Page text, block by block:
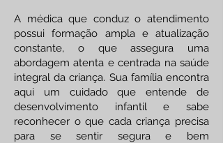
A médica que conduz o atendimento
possui formação ampla e atualização
constante, o que assegura uma
abordagem atenta e centrada na saúde
integral da criança. Sua família encontra
aqui um cuidado que entende de
desenvolvimento infantil e sabe
reconhecer o que cada criança precisa
para se sentir segura e bem